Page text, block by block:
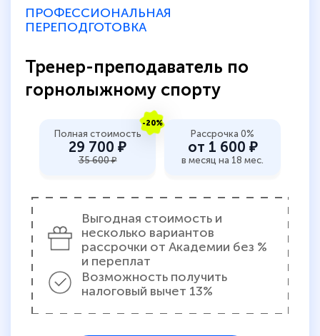
ПРОФЕССИОНАЛЬНАЯ
ПЕРЕПОДГОТОВКА
Тренер-преподаватель по
горнолыжному спорту
-20%
Полная стоимость
29 700 ₽
35 600 ₽
Рассрочка 0%
от 1 600 ₽
в месяц на 18 мес.
Выгодная стоимость и
несколько вариантов
рассрочки от Академии без %
и переплат
Возможность получить
налоговый вычет 13%